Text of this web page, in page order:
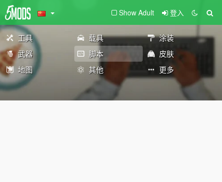
Show Adult 登入
工具 载具
涂装
武器
脚本
皮肤
地图
其他 更多